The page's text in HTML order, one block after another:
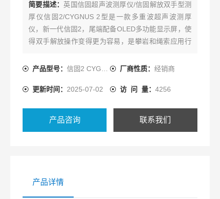
简要描述： 英国信固超声波测厚仪/信固解放双手型测
厚仪信固2/CYGNUS 2型是一款多重波超声波测厚
仪，新一代信固2，尾端配备OLED多功能显示屏，使
得双手解放操作变得更为容易，是攀岩和绳索应用行
产品型号：信固2 CYGNUS 2型 厂商性质： 经销商
更新时间： 2025-07-02 访 问 量： 4256
产品咨询 联系我们
产品详情